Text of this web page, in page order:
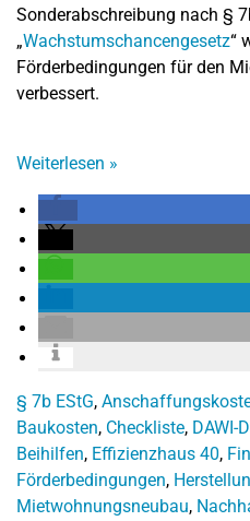
Sonderabschreibung nach §
„Wachstumschancengesetz“
Förderbedingungen für den
verbessert.
Weiterlesen »
§ 7b EStG,
Baukosten, Checkliste, DAWI-
Beihilfen, Effizienzhaus 40,
Förderbedingungen,
Mietwohnungsneubau,